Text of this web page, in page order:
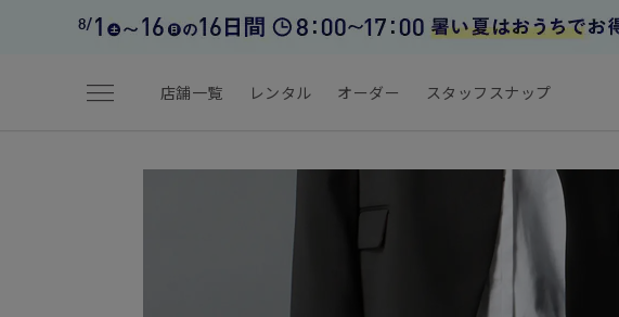
menu 店舗一覧 レンタル オーダー スタッフスナップ